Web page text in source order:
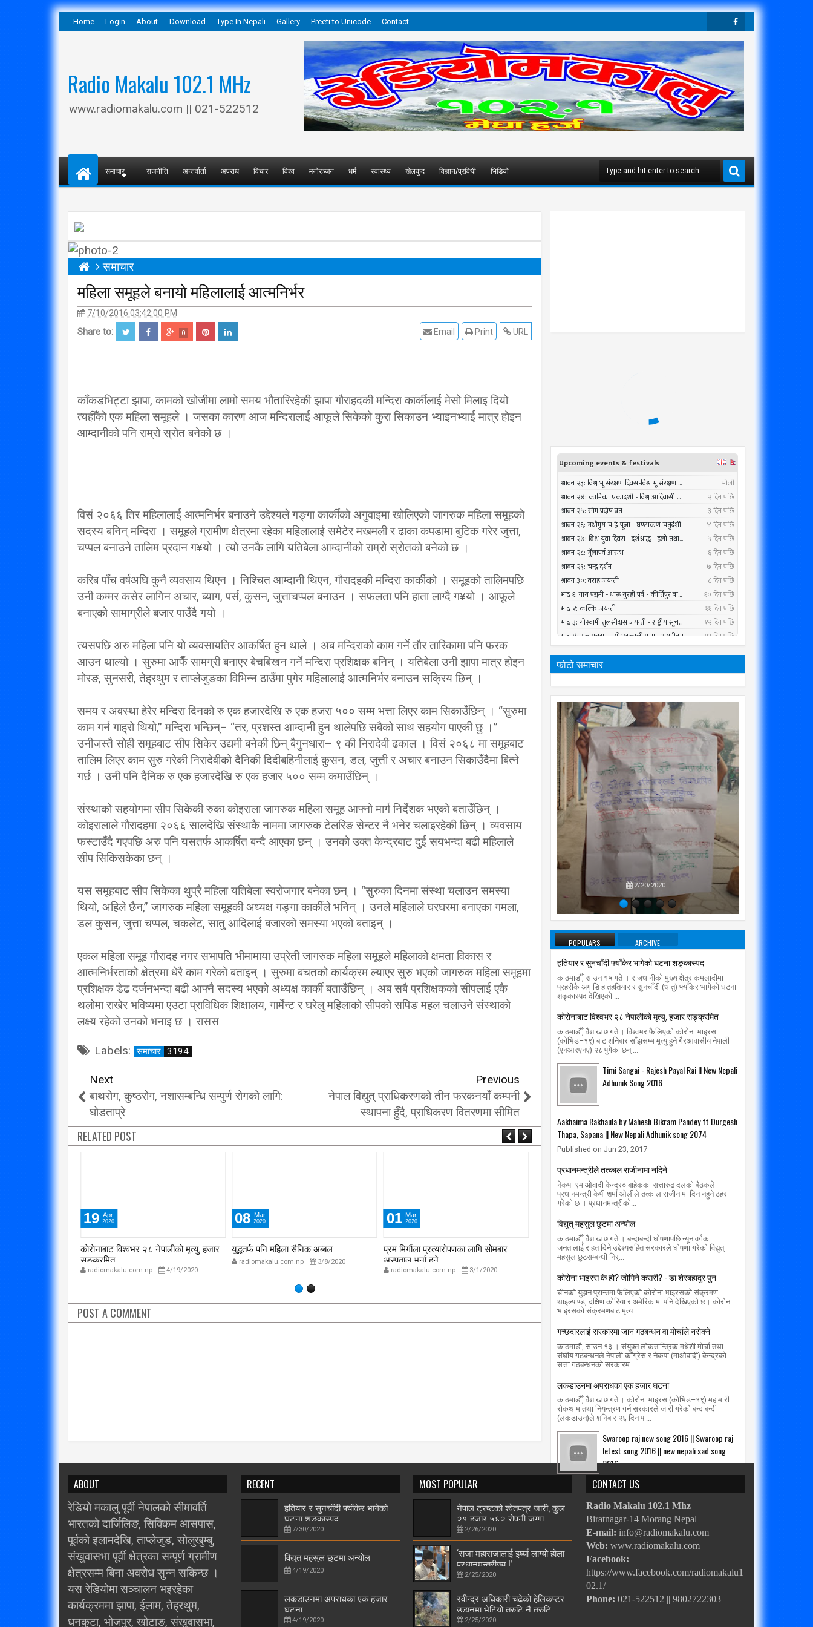
Home Login About Download Type In Nepali Gallery Preeti to Unicode Contact
Face
K
Twit
Radio Makalu 102.1 MHz
www.radiomakalu.com || 021-522512
समाचार राजनीति अन्तर्वार्ता अपराध विचार विश्व मनोरञ्जन धर्म स्वास्थ्य खेलकुद विज्ञान/प्रविधी भिडियो
समाचार
महिला समूहले बनायो महिलालाई आत्मनिर्भर
7/10/2016 03:42:00 PM
Share to: 0 URL
Print
Email
काँकडभिट्टा झापा, कामको खोजीमा लामो समय भौतारिरहेकी झापा गौराहदकी मन्दिरा कार्कीलाई मेसो मिलाइ दियो
त्यहीँको एक महिला समूहले । जसका कारण आज मन्दिरालाई आफूले सिकेको कुरा सिकाउन भ्याइनभ्याई मात्र होइन
आम्दानीको पनि राम्रो स्रोत बनेको छ ।
विसं २०६६ तिर महिलालाई आत्मनिर्भर बनाउने उद्देश्यले गङ्गा कार्कीको अगुवाइमा खोलिएको जागरुक महिला समूहको
सदस्य बनिन् मन्दिरा । समूहले ग्रामीण क्षेत्रमा रहेका महिलालाई समेटेर मखमली र ढाका कपडामा बुटिक गरेर जुत्ता,
चप्पल बनाउने तालिम प्रदान ग¥यो । त्यो उनकै लागि यतिबेला आम्दानीको राम्रो स्रोतको बनेको छ ।
करिब पाँच वर्षअघि कुनै व्यवसाय थिएन । निश्चित आम्दानी थिएन, गौरादहकी मन्दिरा कार्कीको । समूहको तालिमपछि
उनी कम्मर कसेर लागिन अचार, ब्याग, पर्स, कुसन, जुत्ताचप्पल बनाउन । सफलता पनि हाता लाग्दै ग¥यो । आफूले
बनाएको सामाग्रीले बजार पाउँदै गयो ।
त्यसपछि अरु महिला पनि यो व्यवसायतिर आकर्षित हुन थाले । अब मन्दिराको काम गर्ने तौर तारिकामा पनि फरक
आउन थाल्यो । सुरुमा आफैँ सामग्री बनाएर बेचबिखन गर्ने मन्दिरा प्रशिक्षक बनिन् । यतिबेला उनी झापा मात्र होइन
मोरङ, सुनसरी, तेह्रथुम र ताप्लेजुङका विभिन्न ठाउँमा पुगेर महिलालाई आत्मनिर्भर बनाउन सक्रिय छिन् ।
समय र अवस्था हेरेर मन्दिरा दिनको रु एक हजारदेखि रु एक हजरा ५०० सम्म भत्ता लिएर काम सिकाउँछिन् । “सुरुमा
काम गर्न गाह्रो थियो,” मन्दिरा भन्छिन्– “तर, प्रशस्त आम्दानी हुन थालेपछि सबैको साथ सहयोग पाएकी छु ।”
उनीजस्तै सोही समूहबाट सीप सिकेर उद्यमी बनेकी छिन् बैगुनधारा– ९ की निरादेवी ढकाल । विसं २०६८ मा समूहबाट
तालिम लिएर काम सुरु गरेकी निरादेवीको दैनिकी दिदीबहिनीलाई कुसन, डल, जुत्ती र अचार बनाउन सिकाउँदैमा बित्ने
गर्छ । उनी पनि दैनिक रु एक हजारदेखि रु एक हजार ५०० सम्म कमाउँछिन् ।
संस्थाको सहयोगमा सीप सिकेकी रुका कोइराला जागरुक महिला समूह आफ्नो मार्ग निर्देशक भएको बताउँछिन् ।
कोइरालाले गौरादहमा २०६६ सालदेखि संस्थाकै नाममा जागरुक टेलरिङ सेन्टर नै भनेर चलाइरहेकी छिन् । व्यवसाय
फस्टाउँदै गएपछि अरु पनि यसतर्फ आकर्षित बन्दै आएका छन् । उनको उक्त केन्द्रबाट दुई सयभन्दा बढी महिलाले
सीप सिकिसकेका छन् ।
यस समूहबाट सीप सिकेका थुप्रै महिला यतिबेला स्वरोजगार बनेका छन् । “सुरुका दिनमा संस्था चलाउन समस्या
थियो, अहिले छैन,” जागरुक महिला समूहकी अध्यक्ष गङ्गा कार्कीले भनिन् । उनले महिलाले घरघरमा बनाएका गमला,
डल कुसन, जुत्ता चप्पल, चकलेट, सातु आदिलाई बजारको समस्या भएको बताइन् ।
एकल महिला समूह गौरादह नगर सभापति भीमामाया उप्रेती जागरुक महिला समूहले महिलाको क्षमता विकास र
आत्मनिर्भरताको क्षेत्रमा धेरै काम गरेको बताइन् । सुरुमा बचतको कार्यक्रम ल्याएर सुरु भएको जागरुक महिला समूहमा
प्रशिक्षक डेढ दर्जनभन्दा बढी आफ्नै सदस्य भएको अध्यक्ष कार्की बताउँछिन् । अब सबै प्रशिक्षकको सीपलाई एकै
थलोमा राखेर भविष्यमा एउटा प्राविधिक शिक्षालय, गार्मेन्ट र घरेलु महिलाको सीपको सपिङ महल चलाउने संस्थाको
लक्ष्य रहेको उनको भनाइ छ । रासस
Labels: समाचार 3194
Next
बाथरोग, कुष्ठरोग, नशासम्बन्धि सम्पुर्ण रोगको लागि:
घोडताप्रे
Previous
नेपाल विद्युत् प्राधिकरणको तीन फरकनयाँ कम्पनी
स्थापना हुँदै, प्राधिकरण वितरणमा सीमित
RELATED POST
19 Apr
2020
काेराेनाबाट विश्वभर २८ नेपालीको मृत्यु, हजार
सङ्क्रमित
radiomakalu.com.np 4/19/2020
08 Mar
2020
युद्धतर्फ पनि महिला सैनिक अब्बल
radiomakalu.com.np 3/8/2020
01 Mar
2020
प्रम मिर्गौला प्रत्यारोपणका लागि सोमबार
अस्पताल भर्ना हुने
radiomakalu.com.np 3/1/2020
2020
सार्वजनिक यातायात सेवा प्राधिकरण मातहतमा
radiomakalu.com.np 3/1/2020
हतियार र सुनचाँदी फ्याँकेर भागेको घटना
POST A COMMENT
फोटो समाचार
विप्लव समूह संविधानको
दायराभित्र आएर हिँड्नुको
विकल्प छैन् : मुख्यमन्त्री राई
सरकारलाई विप्लव चुनौति, के
2/21/2018
‘कम्युनिस्टको खोल ओढेका
पुराना पार्टीहरु चक्रपथमा
2/20/2020
POPULARS ARCHIVE
हतियार र सुनचाँदी फ्याँकेर भागेको घटना शङ्कास्पद
काठमाडौँ, साउन १५ गते । राजधानीको मुख्य क्षेत्र कमलादीमा
प्रहरीकै अगाडि हातहतियार र सुनचाँदी (धातु) फ्याँकेर भागेको घटना
शङ्कास्पद देखिएको ...
काेराेनाबाट विश्वभर २८ नेपालीको मृत्यु, हजार सङ्क्रमित
काठमाडौँ, वैशाख ७ गते । विश्वभर फैलिएको कोरोना भाइरस
(कोभिड–१९) बाट शनिबार साँझसम्म मृत्यु हुने गैरआवासीय नेपाली
(एनआरएनए) २८ पुगेका छन् ...
Timi Sangai - Rajesh Payal Rai ll New Nepali
Adhunik Song 2016
Aakhaima Rakhaula by Mahesh Bikram Pandey ft Durgesh
Thapa, Sapana || New Nepali Adhunik song 2074
Published on Jun 23, 2017
प्रधानमन्त्रीले तत्काल राजीनामा नदिने
नेकपा ९माओवादी केन्द्र० बाहेकका सत्तारुढ दलको बैठकले
प्रधानमन्त्री केपी शर्मा ओलीले तत्काल राजीनामा दिन नहुने ठहर
गरेको छ । प्रधानमन्त्रीको...
विद्युत् महसुल छुटमा अन्योल
काठमाडौँ, वैशाख ७ गते । बन्दाबन्दी घोषणापछि न्यून वर्गका
जनतालाई राहत दिने उद्देश्यसहित सरकारले घोषणा गरेको विद्युत्
महसुल छुटसम्बन्धी निर्...
कोरोना भाइरस के हो? जोगिने कसरी? - डा शेरबहादुर पुन
चीनको युहान प्रान्तमा फैलिएको कोरोना भाइरसको संक्रमण
थाइल्याण्ड, दक्षिण कोरिया र अमेरिकामा पनि देखिएको छ। कोरोना
भाइरसको संक्रमणबाट मृत्य...
गच्छदारलाई सरकारमा जान गठबन्धन वा मोर्चाले नरोक्ने
काठमाडौ, साउन १३ । संयुक्त लोकतान्त्रिक मधेशी मोर्चा तथा
संघीय गठबन्धनले नेपाली काँग्रेस र नेकपा (माओवादी) केन्द्रको
सत्ता गठबन्धनको सरकारम...
लकडाउनमा अपराधका एक हजार घटना
काठमाडौँ, वैशाख ७ गते । कोरोना भाइरस (कोभिड–१९) महामारी
रोकथाम तथा नियन्त्रण गर्न सरकारले जारी गरेको बन्दाबन्दी
(लकडाउन)ले शनिबार २६ दिन पा...
Swaroop raj new song 2016 || Swaroop raj
letest song 2016 || new nepali sad song
2016
ABOUT
रेडियो मकालु पूर्वी नेपालको सीमावर्ति
भारतको दार्जिलिङ, सिक्किम आसपास,
पूर्वको इलामदेखि, ताप्लेजुङ, सोलुखुम्बु,
संखुवासभा पूर्वी क्षेत्रका सम्पूर्ण ग्रामीण
क्षेत्रसम्म बिना अवरोध सुन्न सकिन्छ ।
यस रेडियोमा सञ्चालन भइरहेका
कार्यक्रममा झापा, ईलाम, तेह्रथुम,
धनकुटा, भोजपुर, खोटाङ, संखुवासभा,
RECENT
हतियार र सुनचाँदी फ्याँकेर भागेको
घटना शङ्कास्पद
7/30/2020
विद्युत् महसुल छुटमा अन्योल
4/19/2020
लकडाउनमा अपराधका एक हजार
घटना
4/19/2020
MOST POPULAR
नेपाल ट्रष्टको श्वेतपत्र जारी, कुल
२१ हजार ५६२ रोपनी जग्गा
2/26/2020
‘राजा महाराजालाई इर्ष्या लाग्यो होला
प्रधानमन्त्रीज्यू !’
2/25/2020
रवीन्द्र अधिकारी चढेको हेलिकप्टर
उडानमा भेटियो त्रुटि नै त्रुटि
2/25/2020
CONTACT US
Radio Makalu 102.1 Mhz
Biratnagar-14 Morang Nepal
E-mail: info@radiomakalu.com
Web: www.radiomakalu.com
Facebook:
https://www.facebook.com/radiomakalu1
02.1/
Phone: 021-522512 || 9802722303